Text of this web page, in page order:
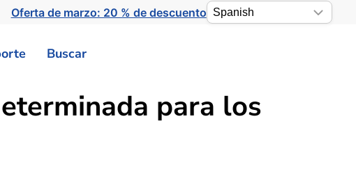
Oferta de marzo: 20 % de descuento
Buscar
para los